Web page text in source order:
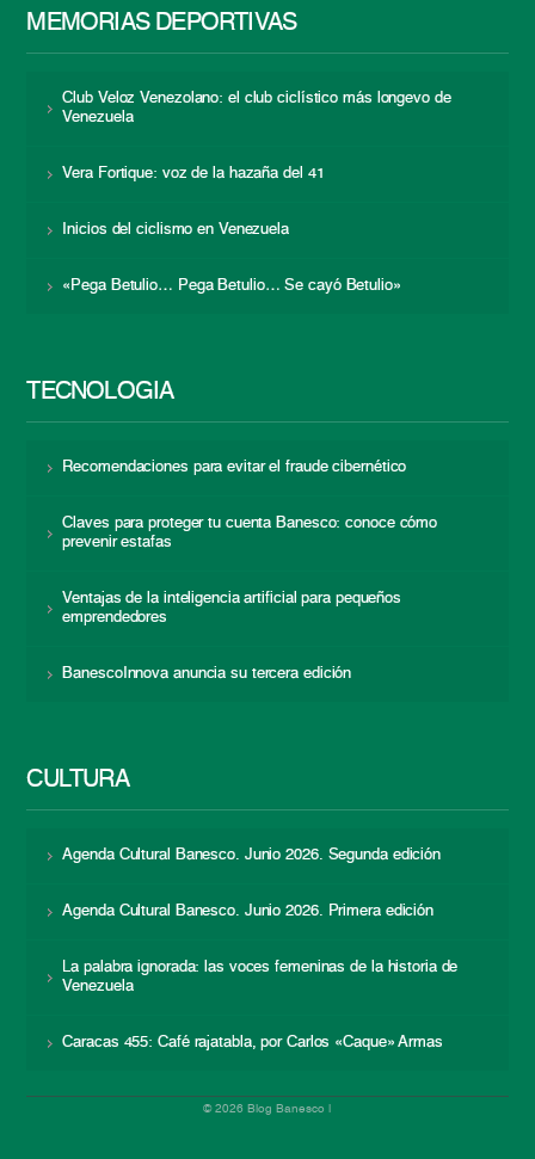
MEMORIAS DEPORTIVAS
Club Veloz Venezolano: el club ciclístico más longevo de
Venezuela
Vera Fortique: voz de la hazaña del 41
Inicios del ciclismo en Venezuela
«Pega Betulio… Pega Betulio… Se cayó Betulio»
TECNOLOGÍA
Recomendaciones para evitar el fraude cibernético
Claves para proteger tu cuenta Banesco: conoce cómo
prevenir estafas
Ventajas de la inteligencia artificial para pequeños
emprendedores
BanescoInnova anuncia su tercera edición
CULTURA
Agenda Cultural Banesco. Junio 2026. Segunda edición
Agenda Cultural Banesco. Junio 2026. Primera edición
La palabra ignorada: las voces femeninas de la historia de
Venezuela
Caracas 455: Café rajatabla, por Carlos «Caque» Armas
© 2026 Blog Banesco |